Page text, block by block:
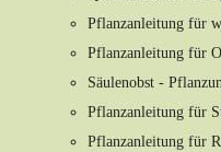
Pflanzanleitung für
Pflanzanleitung für
Säulenobst -
Pflanzanleitung für
Pflanzanleitung für